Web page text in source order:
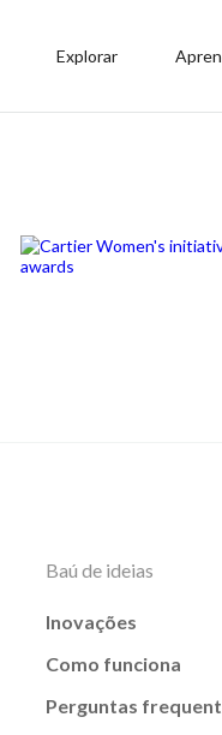
Explorar
Baú de ideias
Inovações
Como funciona
Perguntas